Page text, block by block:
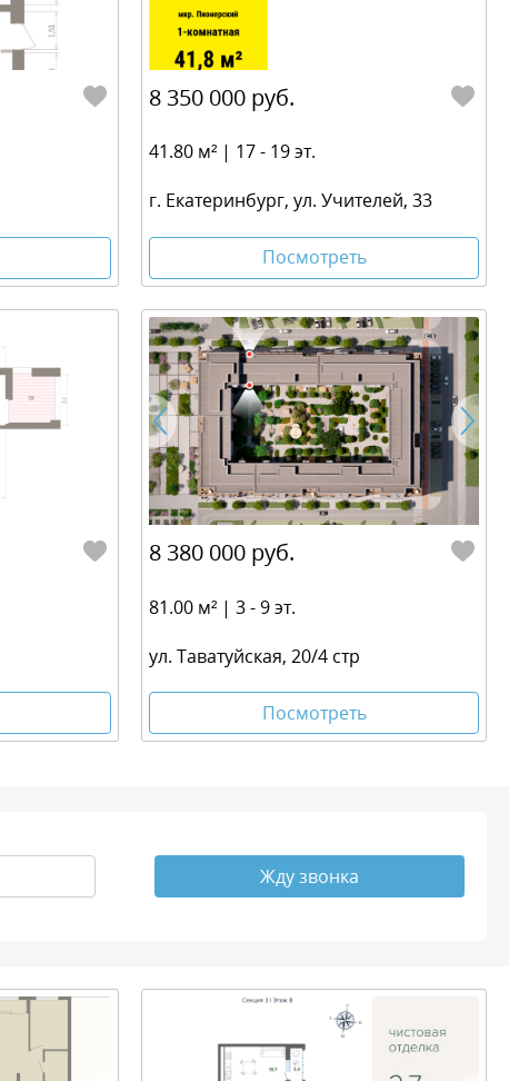
8 350 000 руб.
41.80 м² | 17 - 19 эт.
г. Екатеринбург, ул. Учителей, 33
Посмотреть
8 380 000 руб.
81.00 м² | 3 - 9 эт.
ул. Таватуйская, 20/4 стр
Посмотреть
Жду звонка